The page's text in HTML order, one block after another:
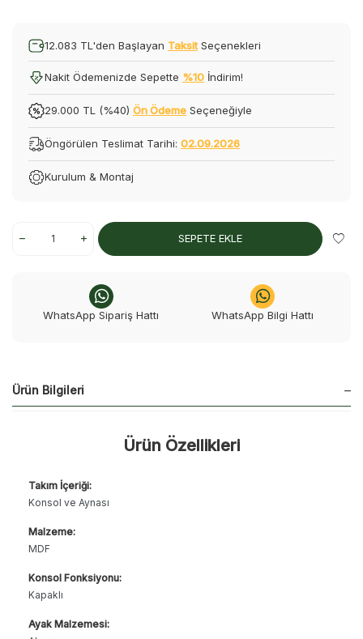
12.083 TL'den Başlayan Taksit Seçenekleri
Nakit Ödemenizde Sepette %10 İndirim!
29.000 TL (%40) Ön Ödeme Seçeneğiyle
Öngörülen Teslimat Tarihi: 02.09.2026
Kurulum & Montaj
SEPETE EKLE
WhatsApp Sipariş Hattı WhatsApp Bilgi Hattı
Ürün Bilgileri
Ürün Özellikleri
Takım İçeriği:
Konsol ve Aynası
Malzeme:
MDF
Konsol Fonksiyonu:
Kapaklı
Ayak Malzemesi: